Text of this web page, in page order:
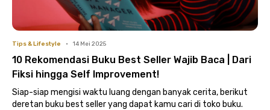
Tips & Lifestyle • 14 Mei 2025
10 Rekomendasi Buku Best Seller Wajib Baca | Dari
Fiksi hingga Self Improvement!
Siap-siap mengisi waktu luang dengan banyak cerita, berikut
deretan buku best seller yang dapat kamu cari di toko buku.